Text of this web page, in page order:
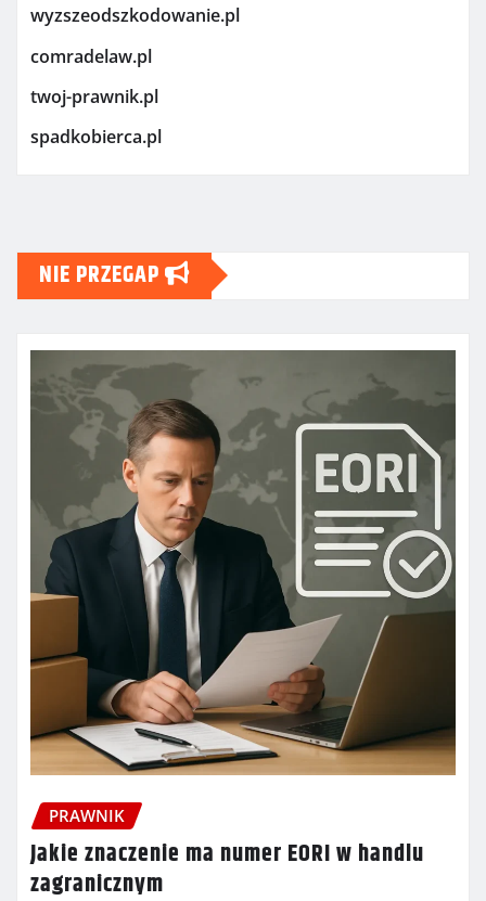
wyzszeodszkodowanie.pl
comradelaw.pl
twoj-prawnik.pl
spadkobierca.pl
NIE PRZEGAP
PRAWNIK
Jakie znaczenie ma numer EORI w handlu
zagranicznym